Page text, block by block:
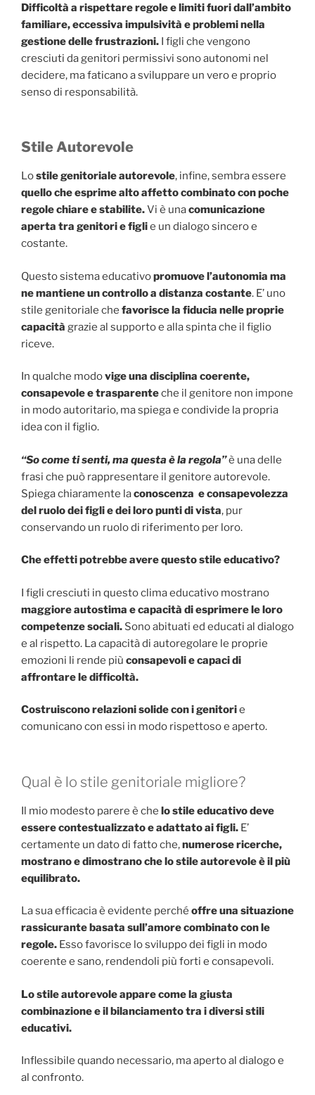
Difficoltà a rispettare regole e limiti fuori dall’ambito
familiare, eccessiva impulsività e problemi nella
gestione delle frustrazioni. I figli che vengono
cresciuti da genitori permissivi sono autonomi nel
decidere, ma faticano a sviluppare un vero e proprio
senso di responsabilità.
Stile Autorevole
Lostile genitoriale autorevole, infine, sembra essere
quello che esprime alto affetto combinato con poche
regole chiare e stabilite.Vi è unacomunicazione
aperta tra genitori e figlie un dialogo sincero e
costante.
Questo sistema educativopromuove l’autonomia ma
ne mantiene un controllo a distanza costante. E’ uno
stile genitoriale che favorisce la fiducia nelle proprie
capacità grazie al supporto e alla spinta che il figlio
riceve.
In qualche modovige una disciplina coerente,
consapevole e trasparenteche il genitore non impone
in modo autoritario, ma spiega e condivide la propria
idea con il figlio.
“So come ti senti, ma questa è la regola”è una delle
frasi che può rappresentare il genitore autorevole.
Spiega chiaramente laconoscenza e consapevolezza
del ruolo dei figli e dei loro punti di vista, pur
conservando un ruolo di riferimento per loro.
Che effetti potrebbe avere questo stile educativo?
I figli cresciuti in questo clima educativo mostrano
maggiore autostima e capacità di esprimere le loro
competenze sociali. Sono abituati ed educati al dialogo
e al rispetto. La capacità di autoregolare le proprie
emozioni li rende più consapevoli e capaci di
affrontare le difficoltà.
Costruiscono relazioni solide con i genitorie
comunicano con essi in modo rispettoso e aperto.
Qual è lo stile genitoriale migliore?
Il mio modesto parere è che lo stile educativo deve
essere contestualizzato e adattato ai figli. E’
certamente un dato di fatto che,numerose ricerche,
mostrano e dimostrano che lo stile autorevole è il più
equilibrato.
La sua efficacia è evidente perché offre una situazione
rassicurante basata sull’amore combinato con le
regole. Esso favorisce lo sviluppo dei figli in modo
coerente e sano, rendendoli più forti e consapevoli.
Lo stile autorevole appare come la giusta
combinazione e il bilanciamento tra i diversi stili
educativi.
Inflessibile quando necessario, ma aperto al dialogo e
al confronto.